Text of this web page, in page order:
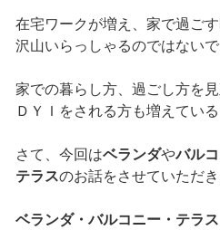
在宅ワークが増え、家で過ご
沢山いらっしゃるのではないで
家での暮らし方、過ごし方を
ＤＹＩをされる方も増えている
さて、今回はベランダやバル
テラスのお話をさせていただき
ベランダ・バルコニー・テラス